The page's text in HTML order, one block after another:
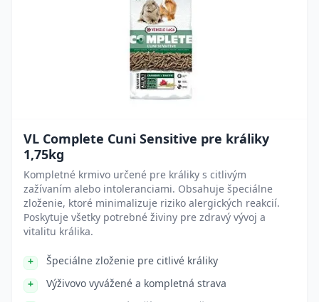
VL Complete Cuni Sensitive pre králiky
1,75kg
Kompletné krmivo určené pre králiky s citlivým
zažívaním alebo intoleranciami. Obsahuje špeciálne
zloženie, ktoré minimalizuje riziko alergických reakcií.
Poskytuje všetky potrebné živiny pre zdravý vývoj a
vitalitu králika.
Špeciálne zloženie pre citlivé králiky
Výživovo vyvážené a kompletná strava